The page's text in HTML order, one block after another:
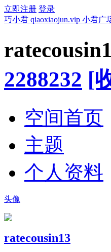
立即注册 登录
巧小君 qiaoxiaojun.vip 小君
2288232 [
空间首页
主题
个人资料
头像
ratecousin13